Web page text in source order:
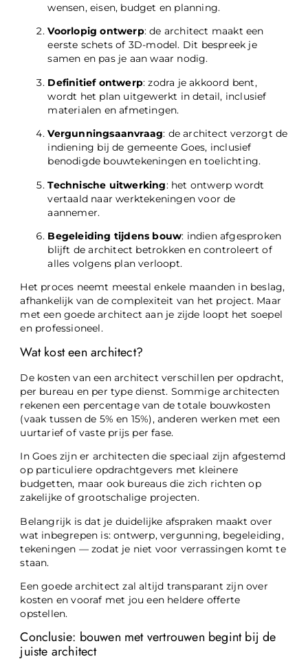
wensen, eisen, budget en planning.
Voorlopig ontwerp: de architect maakt een
eerste schets of 3D-model. Dit bespreek je
samen en pas je aan waar nodig.
Definitief ontwerp: zodra je akkoord bent,
wordt het plan uitgewerkt in detail, inclusief
materialen en afmetingen.
Vergunningsaanvraag: de architect verzorgt de
indiening bij de gemeente Goes, inclusief
benodigde bouwtekeningen en toelichting.
Technische uitwerking: het ontwerp wordt
vertaald naar werktekeningen voor de
aannemer.
Begeleiding tijdens bouw: indien afgesproken
blijft de architect betrokken en controleert of
alles volgens plan verloopt.
Het proces neemt meestal enkele maanden in beslag,
afhankelijk van de complexiteit van het project. Maar
met een goede architect aan je zijde loopt het soepel
en professioneel.
Wat kost een architect?
De kosten van een architect verschillen per opdracht,
per bureau en per type dienst. Sommige architecten
rekenen een percentage van de totale bouwkosten
(vaak tussen de 5% en 15%), anderen werken met een
uurtarief of vaste prijs per fase.
In Goes zijn er architecten die speciaal zijn afgestemd
op particuliere opdrachtgevers met kleinere
budgetten, maar ook bureaus die zich richten op
zakelijke of grootschalige projecten.
Belangrijk is dat je duidelijke afspraken maakt over
wat inbegrepen is: ontwerp, vergunning, begeleiding,
tekeningen — zodat je niet voor verrassingen komt te
staan.
Een goede architect zal altijd transparant zijn over
kosten en vooraf met jou een heldere offerte
opstellen.
Conclusie: bouwen met vertrouwen begint bij de
juiste architect